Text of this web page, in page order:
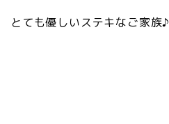
とても優しいステキなご家族♪